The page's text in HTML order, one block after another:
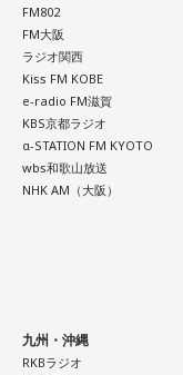
日々の暮らしを少し
日の「寅の日」を過
FM802
FM大阪
ラジオ関西
Kiss FM KOBE
e-radio FM滋賀
KBS京都ラジオ
α-STATION FM KYOTO
wbs和歌山放送
NHK AM（大阪）
九州・沖縄
RKBラジオ